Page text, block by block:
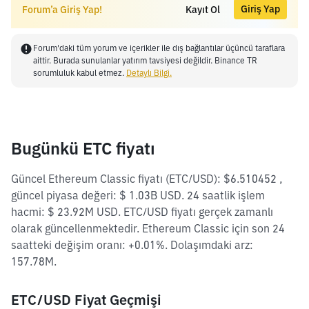
Forum’a Giriş Yap! Kayıt Ol Giriş Yap
Forum'daki tüm yorum ve içerikler ile dış bağlantılar üçüncü taraflara
aittir. Burada sunulanlar yatırım tavsiyesi değildir. Binance TR
sorumluluk kabul etmez. Detaylı Bilgi.
Bugünkü ETC fiyatı
Güncel Ethereum Classic fiyatı (ETC/USD): $6.510452 ,
güncel piyasa değeri: $ 1.03B USD. 24 saatlik işlem
hacmi: $ 23.92M USD. ETC/USD fiyatı gerçek zamanlı
olarak güncellenmektedir. Ethereum Classic için son 24
saatteki değişim oranı: +0.01%. Dolaşımdaki arz:
157.78M.
ETC/USD Fiyat Geçmişi